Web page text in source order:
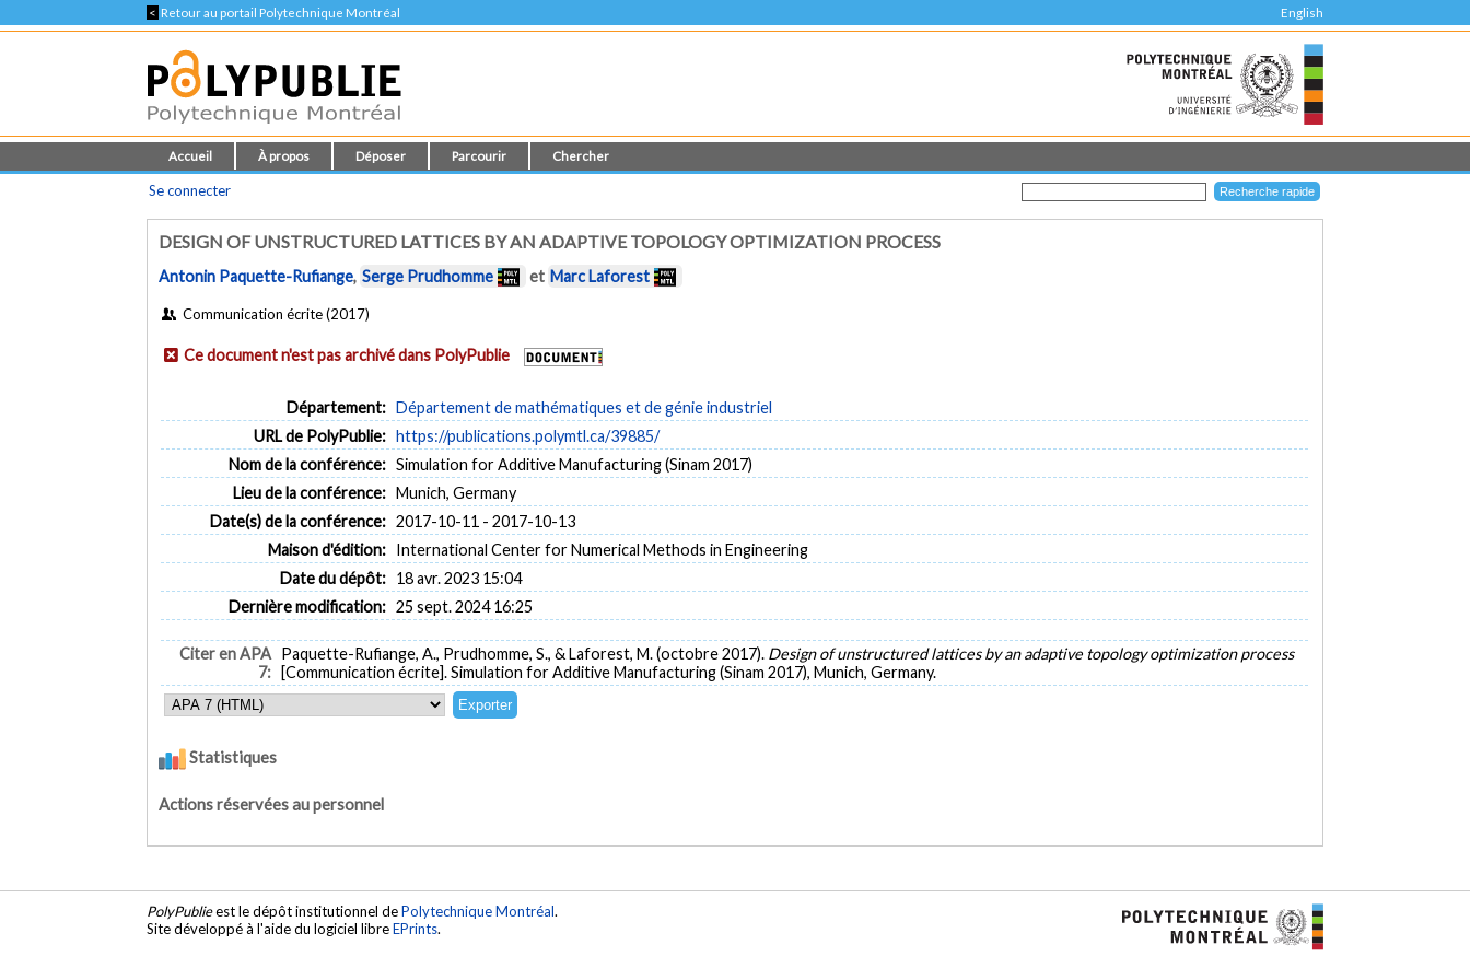
< Retour au portail Polytechnique Montréal English
Accueil À propos Déposer Parcourir Chercher
Se connecter
DESIGN OF UNSTRUCTURED LATTICES BY AN ADAPTIVE TOPOLOGY OPTIMIZATION PROCESS
Antonin Paquette-Rufiange, Serge Prudhomme et Marc Laforest
Communication écrite (2017)
Ce document n'est pas archivé dans PolyPublie
Département: Département de mathématiques et de génie industriel
URL de PolyPublie: https://publications.polymtl.ca/39885/
Nom de la conférence: Simulation for Additive Manufacturing (Sinam 2017)
Lieu de la conférence: Munich, Germany
Date(s) de la conférence: 2017-10-11 - 2017-10-13
Maison d'édition: International Center for Numerical Methods in Engineering
Date du dépôt: 18 avr. 2023 15:04
Dernière modification: 25 sept. 2024 16:25
Citer en APA
7:
Paquette-Rufiange, A., Prudhomme, S., & Laforest, M. (octobre 2017). Design of unstructured lattices by an adaptive topology optimization process
[Communication écrite]. Simulation for Additive Manufacturing (Sinam 2017), Munich, Germany.
Statistiques
Actions réservées au personnel
PolyPublieest le dépôt institutionnel dePolytechnique Montréal.
Site développé à l'aide du logiciel libreEPrints.